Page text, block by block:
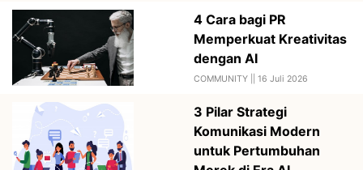
4 Cara bagi PR
Memperkuat Kreativitas
dengan AI
COMMUNITY || 16 Juli 2026
3 Pilar Strategi
Komunikasi Modern
untuk Pertumbuhan